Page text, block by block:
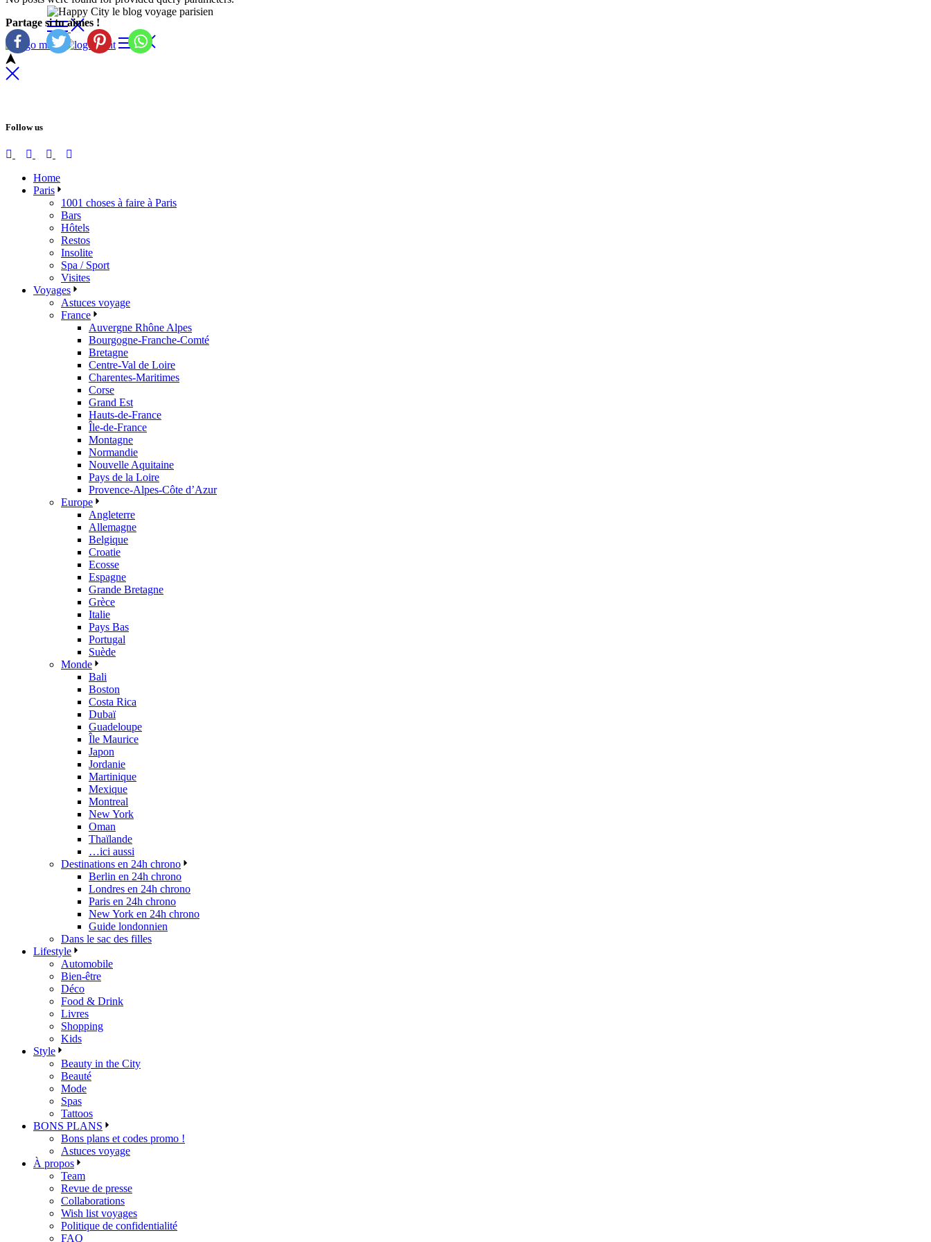
to
the
content
Partage si tu aimes !
Follow us
Home
Paris
1001 choses à faire à Paris
Bars
Hôtels
Restos
Insolite
Spa / Sport
Visites
Voyages
Astuces voyage
France
Auvergne Rhône Alpes
Bourgogne-Franche-Comté
Bretagne
Centre-Val de Loire
Charentes-Maritimes
Corse
Grand Est
Hauts-de-France
Île-de-France
Montagne
Normandie
Nouvelle Aquitaine
Pays de la Loire
Provence-Alpes-Côte d’Azur
Europe
Angleterre
Allemagne
Belgique
Croatie
Ecosse
Espagne
Grande Bretagne
Grèce
Italie
Pays Bas
Portugal
Suède
Monde
Bali
Boston
Costa Rica
Dubaï
Guadeloupe
Île Maurice
Japon
Jordanie
Martinique
Mexique
Montreal
New York
Oman
Thaïlande
…ici aussi
Destinations en 24h chrono
Berlin en 24h chrono
Londres en 24h chrono
Paris en 24h chrono
New York en 24h chrono
Guide londonnien
Dans le sac des filles
Lifestyle
Automobile
Bien-être
Déco
Food & Drink
Livres
Shopping
Kids
Style
Beauty in the City
Beauté
Mode
Spas
Tattoos
BONS PLANS
Bons plans et codes promo !
Astuces voyage
À propos
Team
Revue de presse
Collaborations
Wish list voyages
Politique de confidentialité
FAQ